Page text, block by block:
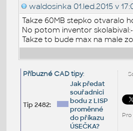
waldosinka 01.led.2015 v
Takze 60MB stepko otvaralo
No potom inventor
Takze to bude max na male
Příbuzné CAD tipy:
Tip 2482:
Jak předat
souřadnici
bodu z LISP
proměnné
do příkazu
ÚSEČKA?